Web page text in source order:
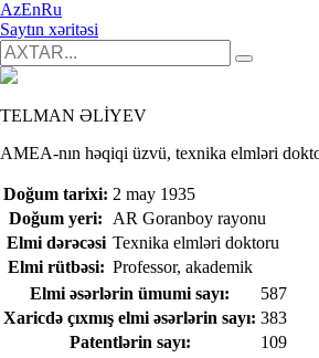
AzEnRu
Saytın xəritəsi
TELMAN ƏLİYEV
AMEA-nın həqiqi üzvü, texnika elmləri
Doğum tarixi: 2 may 1935
Doğum yeri:
AR Goranboy rayonu
Elmi dərəcəsi Texnika elmləri doktoru
Elmi rütbəsi: Professor, akademik
Elmi əsərlərin ümumi sayı:
587
Xaricdə çıxmış elmi əsərlərin sayı: 383
Patentlərin sayı:
109